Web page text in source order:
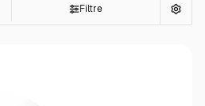
Filtre